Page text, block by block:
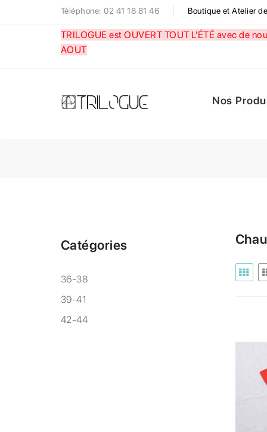
Téléphone: 02 41 18 81 46 Boutique et Atelier
TRILOGUE est OUVERT TOUT L'ÉTÉ avec de
AOUT
Nos
Catégories
36-38
39-41
42-44